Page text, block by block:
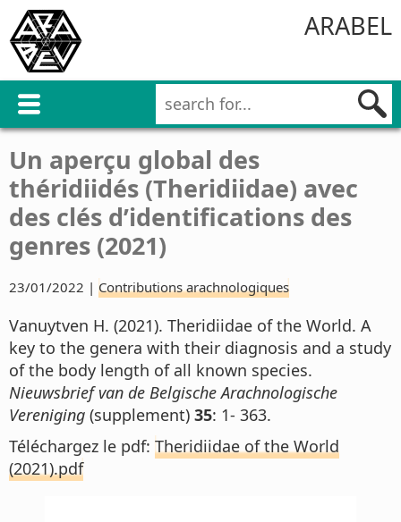
ARABEL
Un aperçu global des
théridiidés (Theridiidae) avec
des clés d’identifications des
genres (2021)
23/01/2022 | Contributions arachnologiques
Vanuytven H. (2021). Theridiidae of the World. A
key to the genera with their diagnosis and a study
of the body length of all known species.
Nieuwsbrief van de Belgische Arachnologische
Vereniging (supplement) 35: 1- 363.
Téléchargez le pdf: Theridiidae of the World
(2021).pdf